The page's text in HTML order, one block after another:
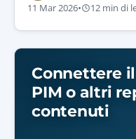
11 Mar 2026• 12 min di
Connettere il
PIM o altri
contenuti